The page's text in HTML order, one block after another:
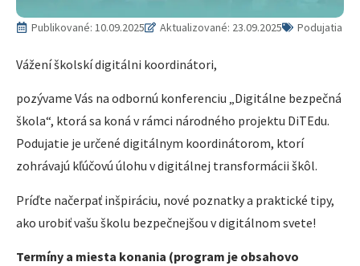
Publikované: 10.09.2025 Aktualizované: 23.09.2025 Podujatia
Vážení školskí digitálni koordinátori,
pozývame Vás na odbornú konferenciu „Digitálne bezpečná
škola“, ktorá sa koná v rámci národného projektu DiTEdu.
Podujatie je určené digitálnym koordinátorom, ktorí
zohrávajú kľúčovú úlohu v digitálnej transformácii škôl.
Príďte načerpať inšpiráciu, nové poznatky a praktické tipy,
ako urobiť vašu školu bezpečnejšou v digitálnom svete!
Termíny a miesta konania (program je obsahovo